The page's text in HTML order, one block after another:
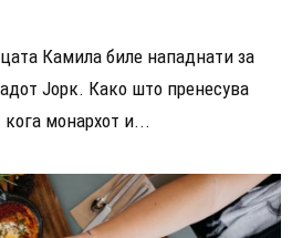
Камила биле нападнати за
Јорк. Како што пренесува
монархот и...